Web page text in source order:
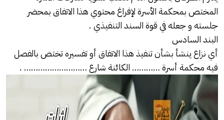
المختص بمحكمة الأسرة لإفراغ محتوي هذا الاتفاق بمحضر
جلسته و جعله في قوة السند التنفيذي .
البند السادس
أي نزاع ينشأ بشأن تنفيذ هذا الاتفاق أو تفسيره تختص بالفصل
فيه محكمة أسرة ………… الكائنة شارع ……………………… .